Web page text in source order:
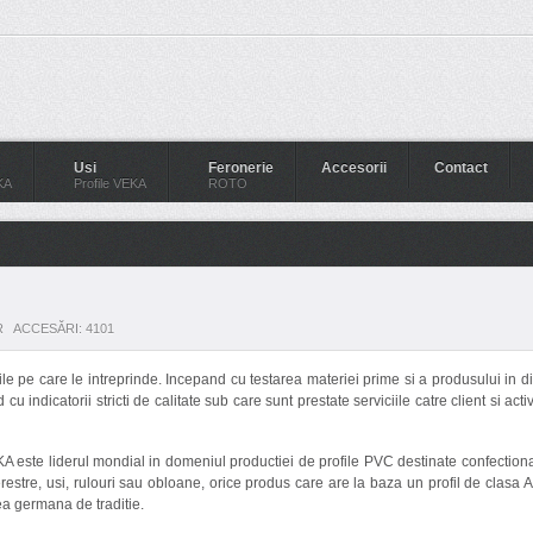
Usi
Profile VEKA
Feronerie
ROTO
Accesorii Contact
ACCESĂRI: 4101
pe care le intreprinde. Incepand cu testarea materiei prime si a produsului in
indicatorii stricti de calitate sub care sunt prestate serviciile catre client si
este liderul mondial in domeniul productiei de profile PVC destinate
usi, rulouri sau obloane, orice produs care are la baza un profil de clasa
germana de traditie.